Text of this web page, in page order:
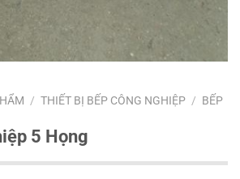
/ THIẾT BỊ BẾP CÔNG NGHIỆP / BẾP
5 Họng